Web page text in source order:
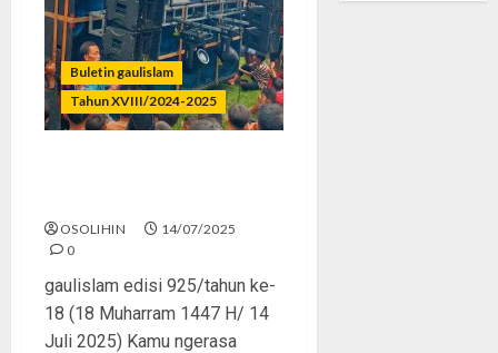
Buletin gaulislam
Tahun XVIII/2024-2025
OSOLIHIN
14/07/2025
0
gaulislam edisi 925/tahun ke-
18 (18 Muharram 1447 H/ 14
Juli 2025) Kamu ngerasa